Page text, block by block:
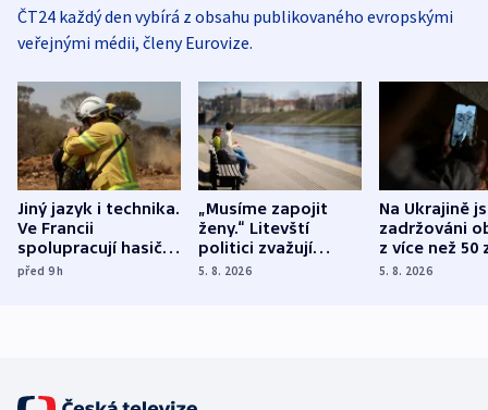
ČT24 každý den vybírá z obsahu publikovaného evropskými
veřejnými médii, členy Eurovize.
Jiný jazyk i technika.
Ve Francii
spolupracují hasiči z
různých zemí
před 9h
„Musíme zapojit
ženy.“ Litevští
politici zvažují
dohodu o
5. 8. 2026
Na Ukrajině
zadržováni
z více než 50
Bojovali na
5. 8. 2026